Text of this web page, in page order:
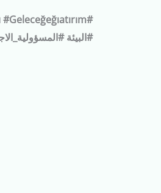
#البيئة